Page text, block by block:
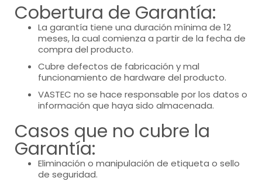
Cobertura de Garantía:
La garantía tiene una duración mínima de 12
meses, la cual comienza a partir de la fecha de
compra del producto.
Cubre defectos de fabricación y mal
funcionamiento de hardware del producto.
VASTEC no se hace responsable por los datos o
información que haya sido almacenada.
Casos que no cubre la
Garantía:
Eliminación o manipulación de etiqueta o sello
de seguridad.